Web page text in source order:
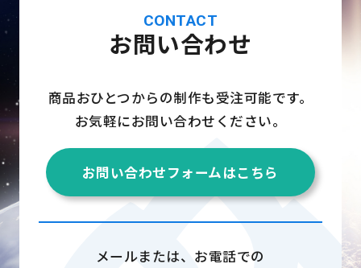
CONTACT
お問い合わせ
商品おひとつからの制作も受注可能です。
お気軽にお問い合わせください。
お問い合わせフォームはこちら
メールまたは、お電話での